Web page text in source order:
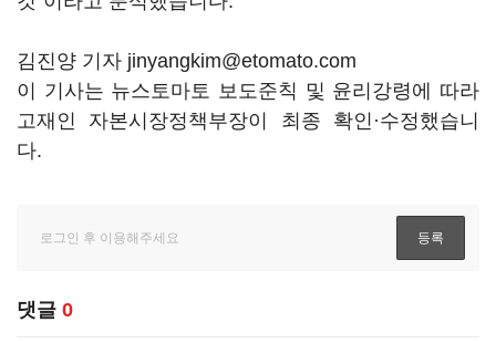
김진양 기자 jinyangkim@etomato.com
이 기사는 뉴스토마토 보도준칙 및 윤리강령에 따라
고재인 자본시장정책부장이 최종 확인·수정했습니
다.
댓글 0